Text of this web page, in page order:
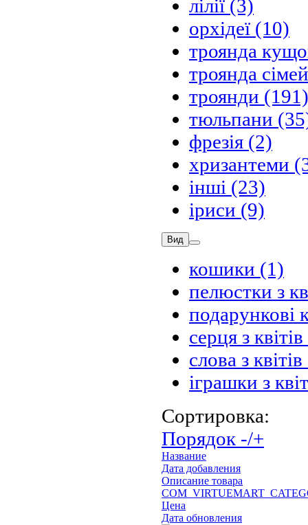
лілії (3)
орхідеї (10)
троянда
троянда
троянди (191)
тюльпани
фрезія (2)
хризантеми
інші (23)
іриси (9)
Вид
кошики (1)
пелюстки з
подарункові
серця з квітів
слова з квітів
іграшки з
Сортировка:
Порядок -/+
Название
Дата добавления
Описание товара
Цена
Дата обновления